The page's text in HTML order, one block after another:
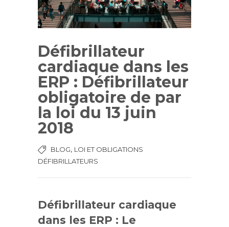
Défibrillateur
cardiaque dans les
ERP : Défibrillateur
obligatoire de par
la loi du 13 juin
2018
BLOG, LOI ET OBLIGATIONS
DÉFIBRILLATEURS
Défibrillateur cardiaque
dans les ERP : Le